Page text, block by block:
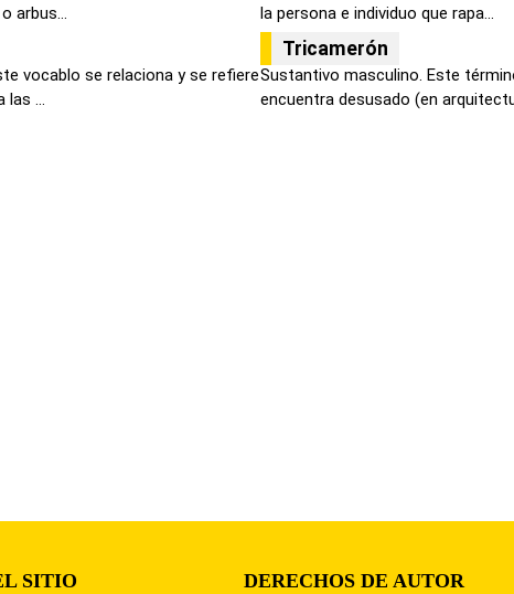
arbus...
la persona e individuo que rapa...
vocablo se relaciona y se refiere
las ...
Tricamerón
Sustantivo masculino. Este
encuentra desusado (en
SITIO DERECHOS DE AUTOR